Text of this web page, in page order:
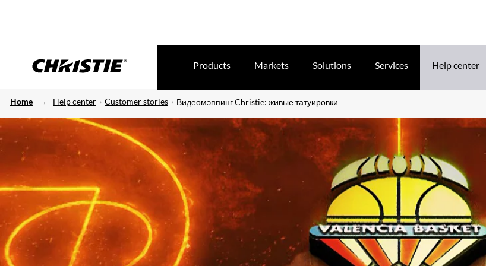
Products Markets Solutions Services Help center
Home Help center Customer stories Видеомэппинг Christie: живые татуировки